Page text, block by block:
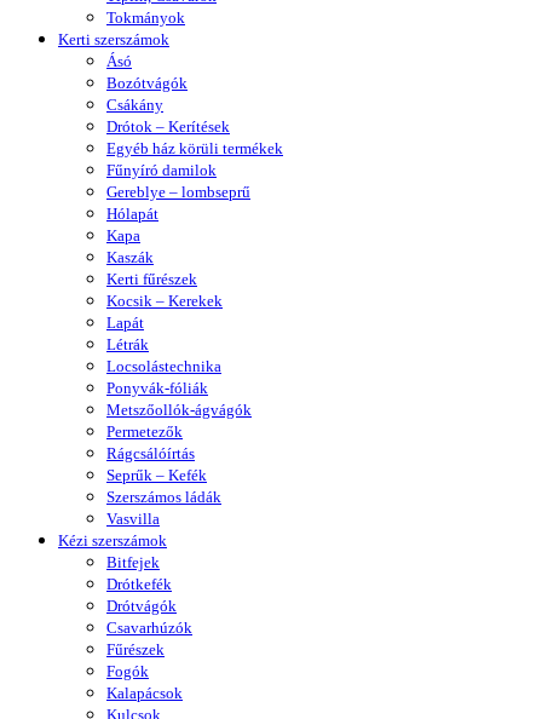
Tokmányok
Kerti szerszámok
Ásó
Bozótvágók
Csákány
Drótok – Kerítések
Egyéb ház körüli termékek
Fűnyíró damilok
Gereblye – lombseprű
Hólapát
Kapa
Kaszák
Kerti fűrészek
Kocsik – Kerekek
Lapát
Létrák
Locsolástechnika
Ponyvák-fóliák
Metszőollók-ágvágók
Permetezők
Rágcsálóírtás
Seprűk – Kefék
Szerszámos ládák
Vasvilla
Kézi szerszámok
Bitfejek
Drótkefék
Drótvágók
Csavarhúzók
Fűrészek
Fogók
Kalapácsok
Kulcsok